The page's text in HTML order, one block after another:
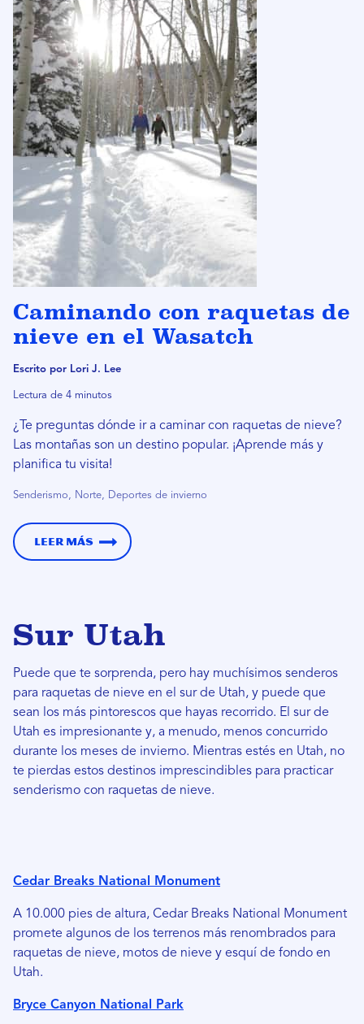
Caminando con raquetas de
nieve en el Wasatch
Escrito por Lori J. Lee
Lectura de 4 minutos
¿Te preguntas dónde ir a caminar con raquetas de nieve?
Las montañas son un destino popular. ¡Aprende más y
planifica tu visita!
Senderismo, Norte, Deportes de invierno
Leer más
Sur Utah
Puede que te sorprenda, pero hay muchísimos senderos
para raquetas de nieve en el sur de Utah, y puede que
sean los más pintorescos que hayas recorrido. El sur de
Utah es impresionante y, a menudo, menos concurrido
durante los meses de invierno. Mientras estés en Utah, no
te pierdas estos destinos imprescindibles para practicar
senderismo con raquetas de nieve.
Cedar Breaks National Monument
A 10.000 pies de altura, Cedar Breaks National Monument
promete algunos de los terrenos más renombrados para
raquetas de nieve, motos de nieve y esquí de fondo en
Utah.
Bryce Canyon National Park